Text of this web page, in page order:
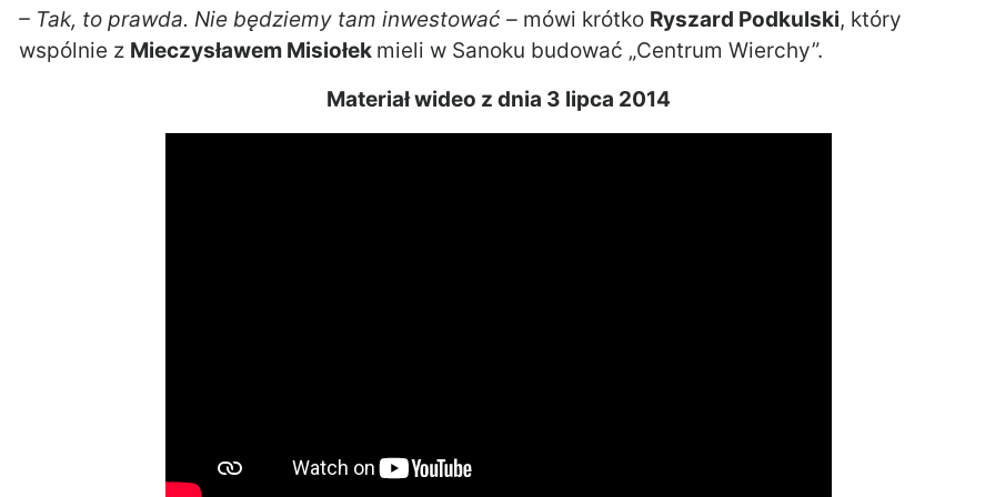
– Tak, to prawda. Nie będziemy tam inwestować – mówi krótko Ryszard Podkulski, który
wspólnie z Mieczysławem Misiołek mieli w Sanoku budować „Centrum Wierchy”.
Materiał wideo z dnia 3 lipca 2014